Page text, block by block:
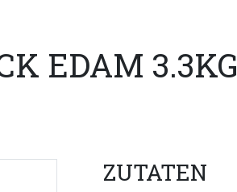
EDAM 3.3KG
ZUTATEN